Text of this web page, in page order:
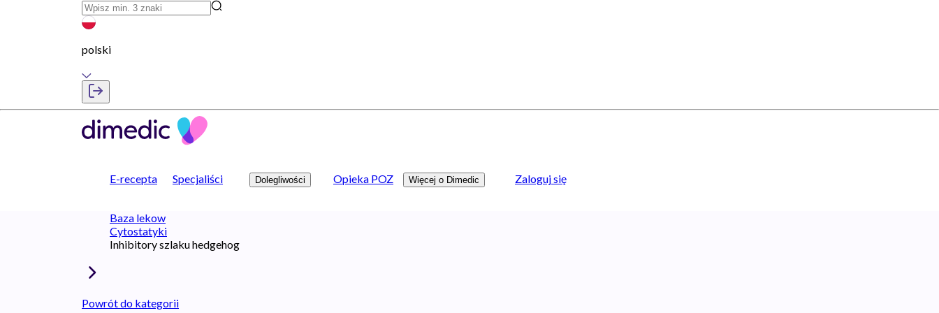
polski
E-recepta Specjaliści Dolegliwości Opieka POZ Więcej o Dimedic Zaloguj się
Baza lekow
Cytostatyki
Inhibitory szlaku hedgehog
Powrót do kategorii